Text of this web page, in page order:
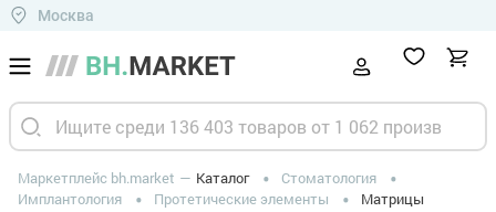
Москва
Маркетплейс bh.market Каталог
Стоматология
Имплантология
Протетические элементы Матрицы